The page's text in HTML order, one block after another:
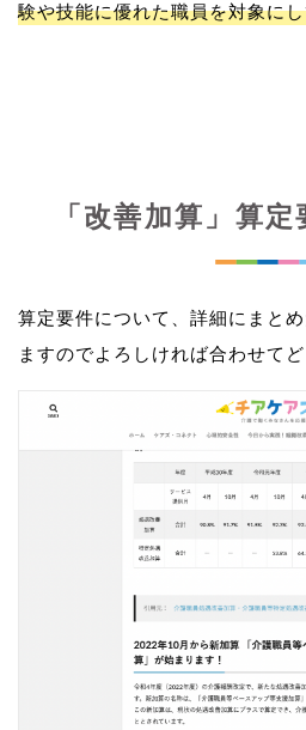
験や技能に優れた職員を対象に
「改善加算」算
算定要件について、詳細にまと
ますのでよろしければ合わせてど